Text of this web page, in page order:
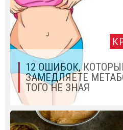
12 ОШИБОК,
ЗАМЕДЛЯЕТЕ
ТОГО НЕ ЗНАЯ